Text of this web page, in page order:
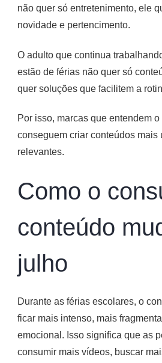
não quer só entretenimento, ele
novidade e pertencimento.
O adulto que continua
estão de férias não quer só
quer soluções que facilitem a
Por isso, marcas que entendem
conseguem criar conteúdos mais
relevantes.
Como o
conteúdo
julho
Durante as férias escolares, o
ficar mais intenso, mais
emocional. Isso significa que as
consumir mais vídeos, buscar